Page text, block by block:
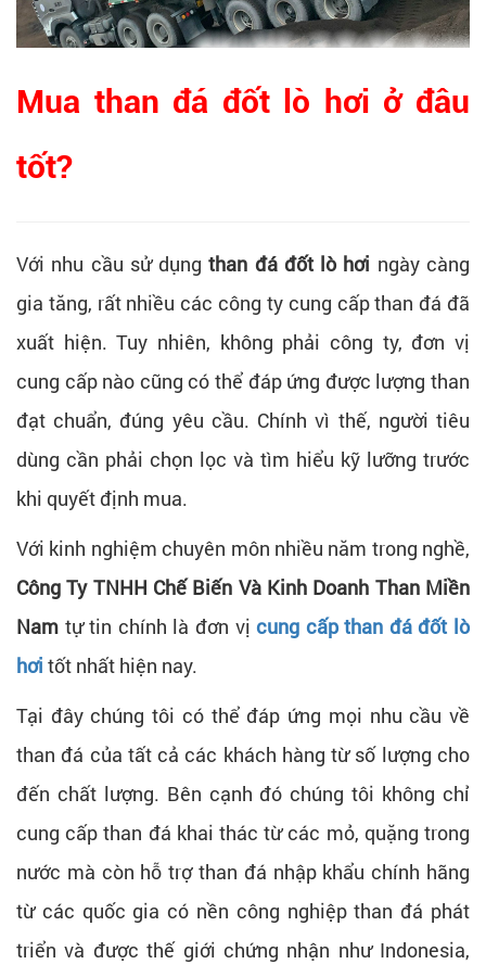
Mua than đá đốt lò hơi ở đâu
tốt?
Với nhu cầu sử dụngthan đá đốt lò hơi ngày càng
gia tăng, rất nhiều các công ty cung cấp than đá đã
xuất hiện. Tuy nhiên, không phải công ty, đơn vị
cung cấp nào cũng có thể đáp ứng được lượng than
đạt chuẩn, đúng yêu cầu. Chính vì thế, người tiêu
dùng cần phải chọn lọc và tìm hiểu kỹ lưỡng trước
khi quyết định mua.
Với kinh nghiệm chuyên môn nhiều năm trong nghề,
Công Ty TNHH Chế Biến Và Kinh Doanh Than Miền
Nam tự tin chính là đơn vịcung cấp than đá đốt lò
hơi tốt nhất hiện nay.
Tại đây chúng tôi có thể đáp ứng mọi nhu cầu về
than đá của tất cả các khách hàng từ số lượng cho
đến chất lượng. Bên cạnh đó chúng tôi không chỉ
cung cấp than đá khai thác từ các mỏ, quặng trong
nước mà còn hỗ trợ than đá nhập khẩu chính hãng
từ các quốc gia có nền công nghiệp than đá phát
triển và được thế giới chứng nhận như Indonesia,